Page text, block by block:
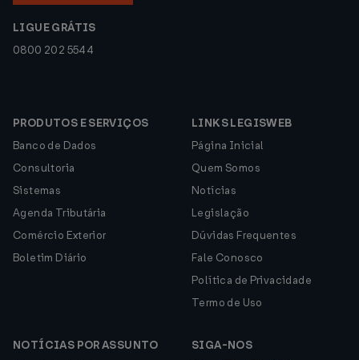
LIGUE GRÁTIS
0800 202 5544
PRODUTOS E SERVIÇOS
Banco de Dados
Consultoria
Sistemas
Agenda Tributária
Comércio Exterior
Boletim Diário
LINKS LEGISWEB
Página Inicial
Quem Somos
Notícias
Legislação
Dúvidas Frequentes
Fale Conosco
Política de Privacidade
Termo de Uso
NOTÍCIAS POR ASSUNTO
SIGA-NOS